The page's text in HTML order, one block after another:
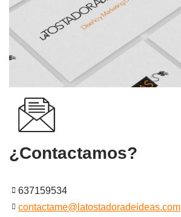
¿Contactamos?
637159534
contactame@latostadoradeideas.com